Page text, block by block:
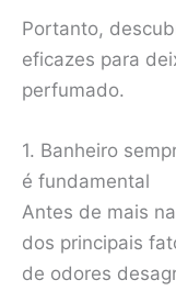
Portanto,
eficazes para
perfumado.
1. Banheiro
é fundamental
Antes de mais
dos principais
de odores